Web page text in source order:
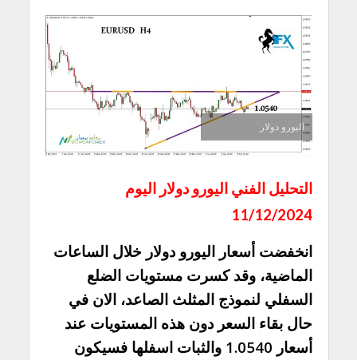
اليورو دولار
التحليل الفني اليورو دولار اليوم
11/12/2024
انخفضت أسعار اليورو دولار خلال الساعات
الماضية، وقد كسرت مستويات الضلع
السفلي لنموذج المثلث الصاعد، الان في
حال بقاء السعر دون هذه المستويات عند
أسعار 1.0540 والثبات اسفلها فسيكون